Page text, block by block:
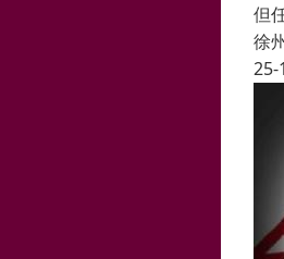
但
徐
25-